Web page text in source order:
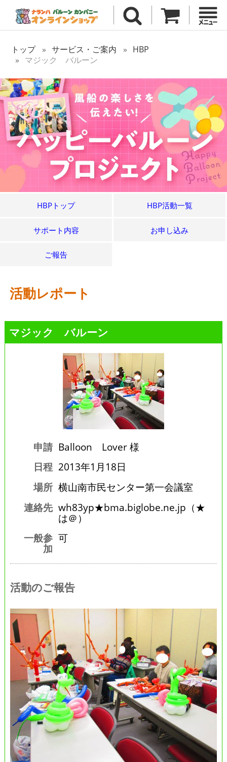
トップ サービス・ご案内
HBP
マジック バルーン
HBPトップ HBP活動一覧
サポート内容 お申し込み
ご報告
活動レポート
マジック バルーン
申請 Balloon Lover 様
日程 2013年1月18日
場所 横山南市民センター第一会議室
連絡先 wh83yp★bma.biglobe.ne.jp（★
は＠）
一般参
加
可
活動のご報告